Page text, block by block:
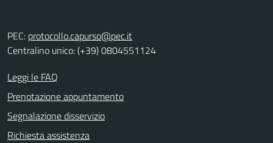
PEC: protocollo.capurso@pec.it
Centralino unico: (+39) 0804551124
Leggi le FAQ
Prenotazione appuntamento
Segnalazione disservizio
Richiesta assistenza